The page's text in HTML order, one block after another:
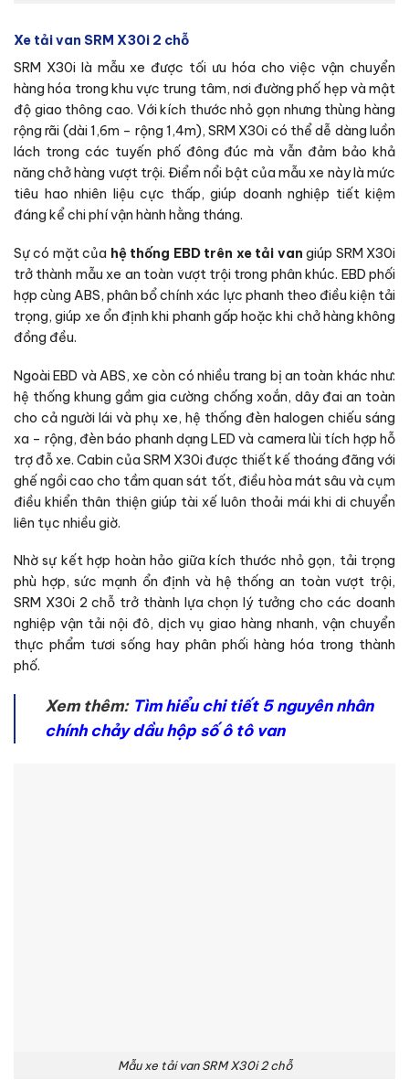
Xe tải van SRM X30i 2 chỗ
SRM X30i là mẫu xe được tối ưu hóa cho việc vận chuyển
hàng hóa trong khu vực trung tâm, nơi đường phố hẹp và mật
độ giao thông cao. Với kích thước nhỏ gọn nhưng thùng hàng
rộng rãi (dài 1,6m – rộng 1,4m), SRM X30i có thể dễ dàng luồn
lách trong các tuyến phố đông đúc mà vẫn đảm bảo khả
năng chở hàng vượt trội. Điểm nổi bật của mẫu xe này là mức
tiêu hao nhiên liệu cực thấp, giúp doanh nghiệp tiết kiệm
đáng kể chi phí vận hành hằng tháng.
Sự có mặt của hệ thống EBD trên xe tải van giúp SRM X30i
trở thành mẫu xe an toàn vượt trội trong phân khúc. EBD phối
hợp cùng ABS, phân bổ chính xác lực phanh theo điều kiện tải
trọng, giúp xe ổn định khi phanh gấp hoặc khi chở hàng không
đồng đều.
Ngoài EBD và ABS, xe còn có nhiều trang bị an toàn khác như:
hệ thống khung gầm gia cường chống xoắn, dây đai an toàn
cho cả người lái và phụ xe, hệ thống đèn halogen chiếu sáng
xa – rộng, đèn báo phanh dạng LED và camera lùi tích hợp hỗ
trợ đỗ xe. Cabin của SRM X30i được thiết kế thoáng đãng với
ghế ngồi cao cho tầm quan sát tốt, điều hòa mát sâu và cụm
điều khiển thân thiện giúp tài xế luôn thoải mái khi di chuyển
liên tục nhiều giờ.
Nhờ sự kết hợp hoàn hảo giữa kích thước nhỏ gọn, tải trọng
phù hợp, sức mạnh ổn định và hệ thống an toàn vượt trội,
SRM X30i 2 chỗ trở thành lựa chọn lý tưởng cho các doanh
nghiệp vận tải nội đô, dịch vụ giao hàng nhanh, vận chuyển
thực phẩm tươi sống hay phân phối hàng hóa trong thành
phố.
Xem thêm: Tìm hiểu chi tiết 5 nguyên nhân
chính chảy dầu hộp số ô tô van
Mẫu xe tải van SRM X30i 2 chỗ